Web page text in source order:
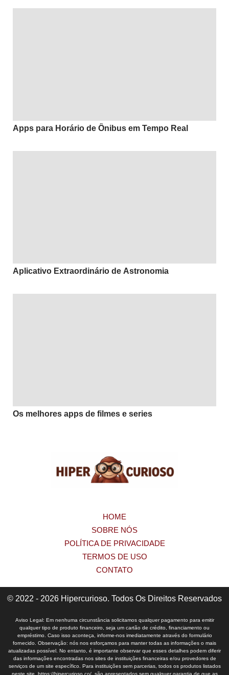
Apps para Horário de Ônibus em Tempo Real
Aplicativo Extraordinário de Astronomia
Os melhores apps de filmes e series
HOME
SOBRE NÓS
POLÍTICA DE PRIVACIDADE
TERMOS DE USO
CONTATO
© 2022 - 2026 Hipercurioso. Todos Os Direitos Reservados
Aviso Legal: Em nenhuma circunstância solicitamos qualquer pagamento para emitir
qualquer tipo de produto financeiro, seja um cartão de crédito, financiamento ou
empréstimo. Caso isso aconteça, informe-nos imediatamente através do formulário
fornecido. Observação: nós nos esforçamos para manter todas as informações o mais
atualizadas possível. No entanto, é importante observar que esses detalhes podem diferir
das informações encontradas nos sites de instituições financeiras e/ou provedores de
serviços de um site específico. Para instituições sem parcerias, todos os produtos listados
neste site, https://hipercurioso.co/, são apresentados sem qualquer garantia de que as